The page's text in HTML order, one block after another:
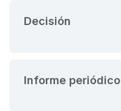
Decisión
Informe periódico